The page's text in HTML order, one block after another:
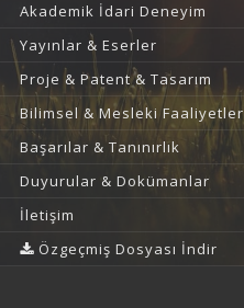
Akademik İdari Deneyim
Yayınlar & Eserler
Proje & Patent & Tasarım
Bilimsel & Mesleki Faaliyetler
Başarılar & Tanınırlık
Duyurular & Dokümanlar
İletişim
Özgeçmiş Dosyası İndir